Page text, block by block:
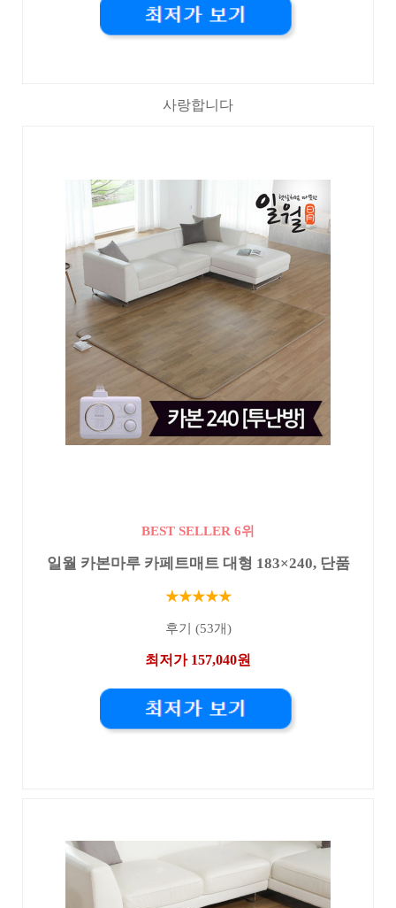
사랑합니다
BEST SELLER 6위
일월 카본마루 카페트매트 대형 183×240, 단품
★★★★★
후기 (53개)
최저가 157,040원